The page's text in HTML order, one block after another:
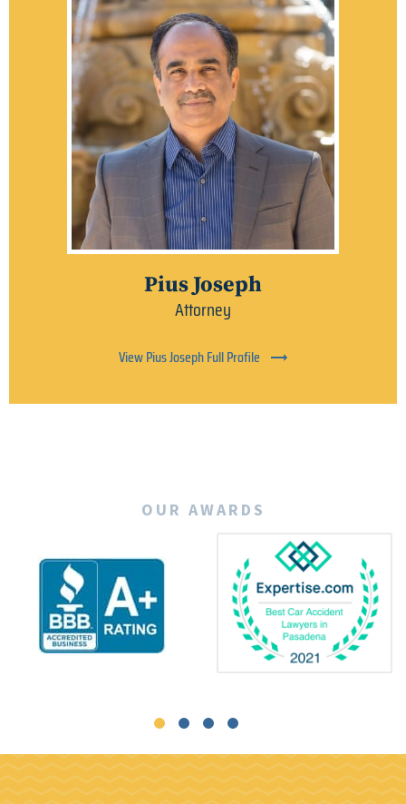
Pius Joseph
Attorney
View Pius Joseph Full Profile
OUR AWARDS